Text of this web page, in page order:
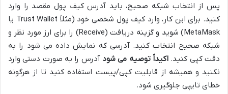
پس از انتخاب شبکه صحیح، باید آدرس کیف پول مقصد را وارد
کنید. برای این کار، وارد کیف پول شخصی خود (مثلاً Trust Wallet یا
MetaMask) شوید و گزینه دریافت (Receive) را برای ارز مورد نظر و
شبکه صحیح انتخاب کنید. آدرسی که نمایش داده می شود را به
دقت کپی کنید. اکیداً توصیه می شود آدرس را به صورت دستی وارد
نکنید و همیشه از قابلیت کپی/پیست استفاده کنید تا از هرگونه
خطای تایپی جلوگیری شود.